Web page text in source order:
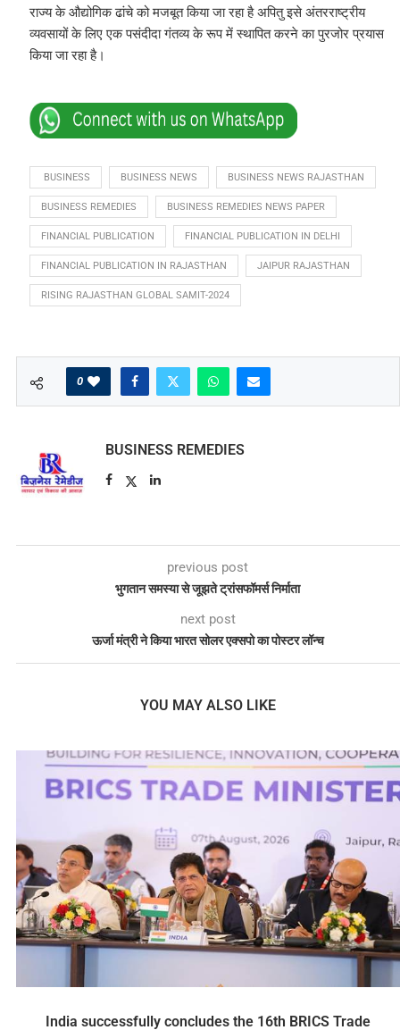
राज्य के औद्योगिक ढांचे को मजबूत किया जा रहा है अपितु इसे अंतरराष्ट्रीय
व्यवसायों के लिए एक पसंदीदा गंतव्य के रूप में स्थापित करने का पुरजोर प्रयास
किया जा रहा है।
 BUSINESS BUSINESS NEWS BUSINESS NEWS RAJASTHAN
BUSINESS REMEDIES BUSINESS REMEDIES NEWS PAPER
FINANCIAL PUBLICATION FINANCIAL PUBLICATION IN DELHI
FINANCIAL PUBLICATION IN RAJASTHAN JAIPUR RAJASTHAN
RISING RAJASTHAN GLOBAL SAMIT-2024
0
BUSINESS REMEDIES
previous post
भुगतान समस्या से जूझते ट्रांसफॉमर्स निर्माता
next post
ऊर्जा मंत्री ने किया भारत सोलर एक्सपो का पोस्टर लॉन्च
YOU MAY ALSO LIKE
India successfully concludes the 16th BRICS Trade